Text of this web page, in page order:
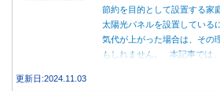
節約を目的として設置する家
太陽光パネルを設置している
気代が上がった場合は、その
もしれません。 本記事では
更新日:2024.11.03